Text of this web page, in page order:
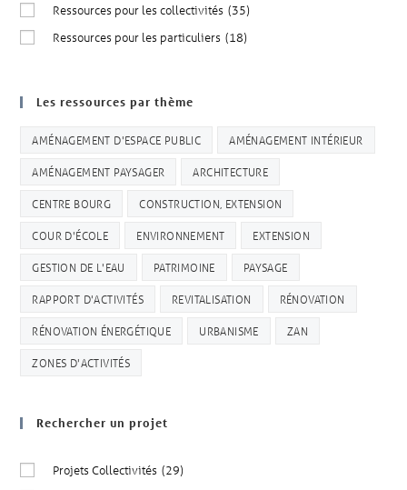
Ressources pour les collectivités (35)
Ressources pour les particuliers (18)
Les ressources par thème
AMÉNAGEMENT D'ESPACE PUBLIC AMÉNAGEMENT INTÉRIEUR
AMÉNAGEMENT PAYSAGER ARCHITECTURE
CENTRE BOURG CONSTRUCTION, EXTENSION
COUR D'ÉCOLE ENVIRONNEMENT EXTENSION
GESTION DE L'EAU PATRIMOINE PAYSAGE
RAPPORT D'ACTIVITÉS REVITALISATION RÉNOVATION
RÉNOVATION ÉNERGÉTIQUE URBANISME ZAN
ZONES D'ACTIVITÉS
Rechercher un projet
Projets Collectivités (29)